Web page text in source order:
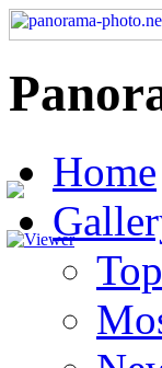
Home